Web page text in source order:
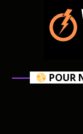
POUR